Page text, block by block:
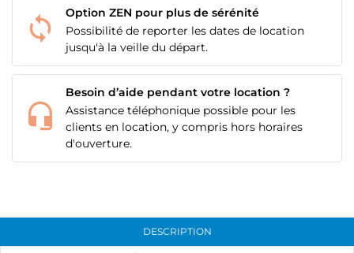
Option ZEN pour plus de sérénité
Possibilité de reporter les dates de location
jusqu'à la veille du départ.
Besoin d’aide pendant votre location ?
Assistance téléphonique possible pour les
clients en location, y compris hors horaires
d'ouverture.
DESCRIPTION
CRÉER UNE LISTE D'ENVIES